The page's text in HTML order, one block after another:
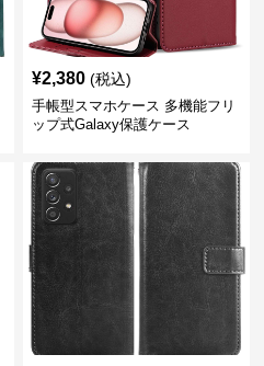
¥2,380 (税込)
手帳型スマホケース 多機能フリ
ップ式Galaxy保護ケース